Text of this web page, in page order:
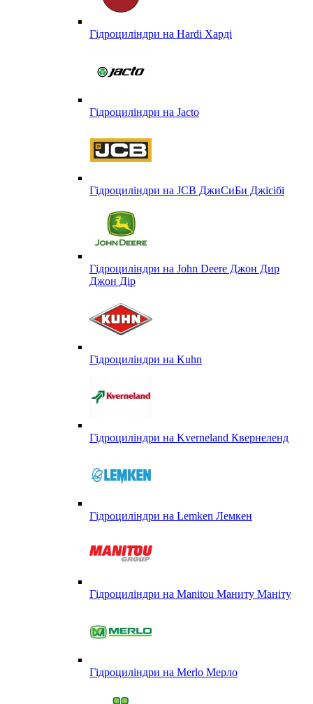
Гідроциліндри на Hardi Харді
Гідроциліндри на Jacto
Гідроциліндри на JCB ДжиСиБи Джісібі
Гідроциліндри на John Deere Джон Дир
Джон Дір
Гідроциліндри на Kuhn
Гідроциліндри на Kverneland Квернеленд
Гідроциліндри на Lemken Лемкен
Гідроциліндри на Manitou Маниту Маніту
Гідроциліндри на Merlo Мерло